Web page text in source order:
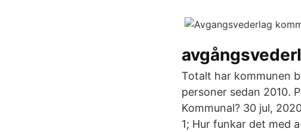
Totalt har kommunen
personer sedan 2010.
Kommunal? 30 jul,
1; Hur funkar det med